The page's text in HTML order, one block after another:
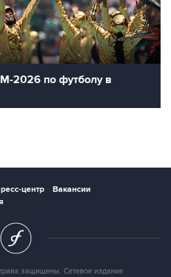
2026 по футболу в
центр
Вакансии
защищены. Сетевое издание